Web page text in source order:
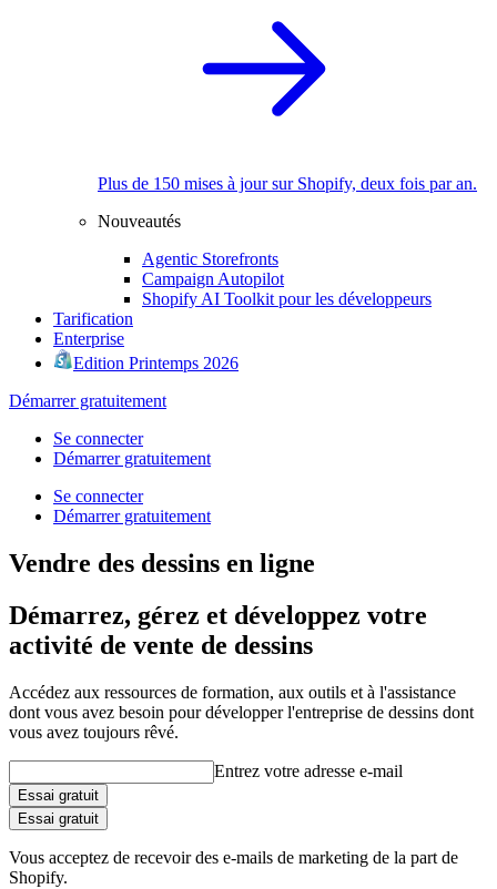
Plus de 150 mises à jour sur Shopify, deux fois par an.
Nouveautés
Agentic Storefronts
Campaign Autopilot
Shopify AI Toolkit pour les développeurs
Tarification
Enterprise
Edition Printemps 2026
Démarrer gratuitement
Se connecter
Démarrer gratuitement
Se connecter
Démarrer gratuitement
Vendre des dessins en ligne
Démarrez, gérez et développez votre
activité de vente de dessins
Accédez aux ressources de formation, aux outils et à l'assistance
dont vous avez besoin pour développer l'entreprise de dessins dont
vous avez toujours rêvé.
Entrez votre adresse e-mail
Essai gratuit
Essai gratuit
Vous acceptez de recevoir des e-mails de marketing de la part de
Shopify.